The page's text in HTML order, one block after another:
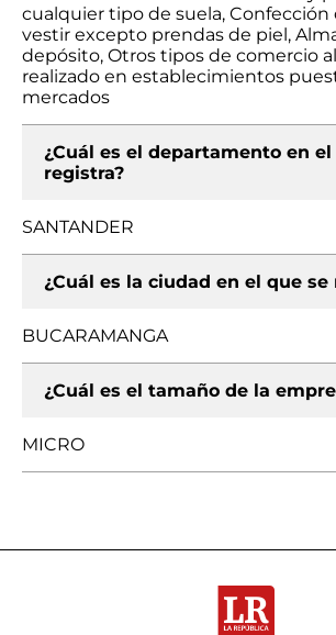
cualquier tipo de suela, Confección
vestir excepto prendas de piel,
depósito, Otros tipos de comercio
realizado en establecimientos
mercados
¿Cuál es el departamento en el
registra?
SANTANDER
¿Cuál es la ciudad en el que se
BUCARAMANGA
¿Cuál es el tamaño de la
MICRO